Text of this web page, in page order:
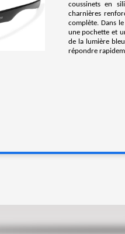
coussinets en
charnières
complète. Dans
une pochette et
de la lumière
répondre